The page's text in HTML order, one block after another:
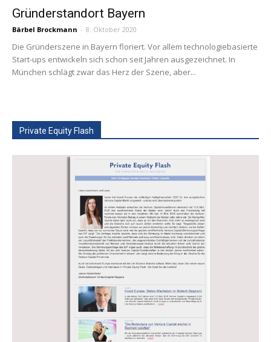
Gründerstandort Bayern
Bärbel Brockmann - 8. Oktober 2020
Die Gründerszene in Bayern floriert. Vor allem technologiebasierte
Start-ups entwickeln sich schon seit Jahren ausgezeichnet. In
München schlägt zwar das Herz der Szene, aber...
Private Equity Flash